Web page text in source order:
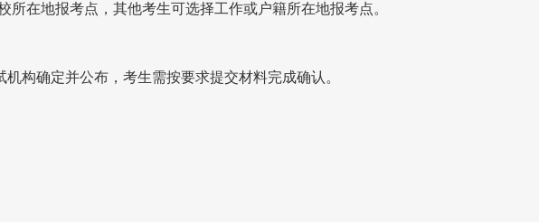
所在地报考点，其他考生可选择工作或户籍所在地报考点。
确定并公布，考生需按要求提交材料完成确认。